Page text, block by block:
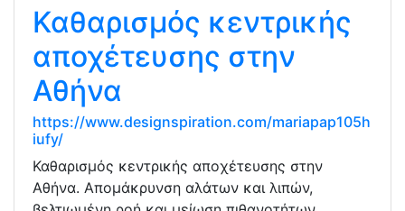
Καθαρισμός κεντρικής
αποχέτευσης στην
Αθήνα
https://www.designspiration.com/mariapap105h
iufy/
Καθαρισμός κεντρικής αποχέτευσης στην
Αθήνα. Απομάκρυνση αλάτων και λιπών,